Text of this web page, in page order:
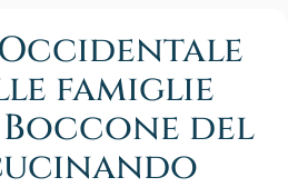
famiglie
del